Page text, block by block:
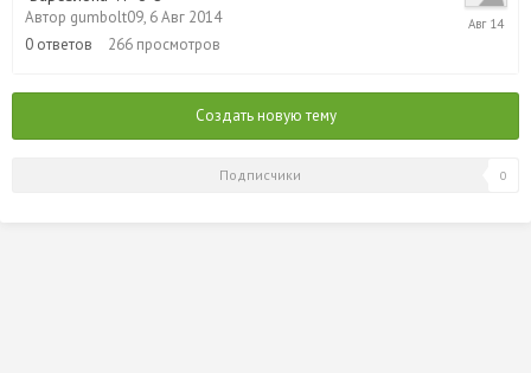
Автор gumbolt09, 6 Авг 2014
0 ответов 266 просмотров
6
Создать новую тему
Подписчики 0